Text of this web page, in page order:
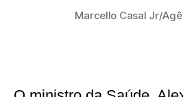
Marcello Casal Jr/